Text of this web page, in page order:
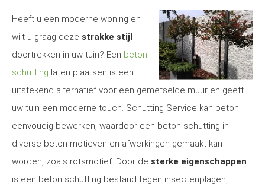
Heeft u een moderne woning en
wilt u graag deze strakke stijl
doortrekken in uw tuin? Een beton
schutting laten plaatsen is een
uitstekend alternatief voor een gemetselde muur en geeft
uw tuin een moderne touch. Schutting Service kan beton
eenvoudig bewerken, waardoor een beton schutting in
diverse beton motieven en afwerkingen gemaakt kan
worden, zoals rotsmotief. Door de sterke eigenschappen
is een beton schutting bestand tegen insectenplagen,